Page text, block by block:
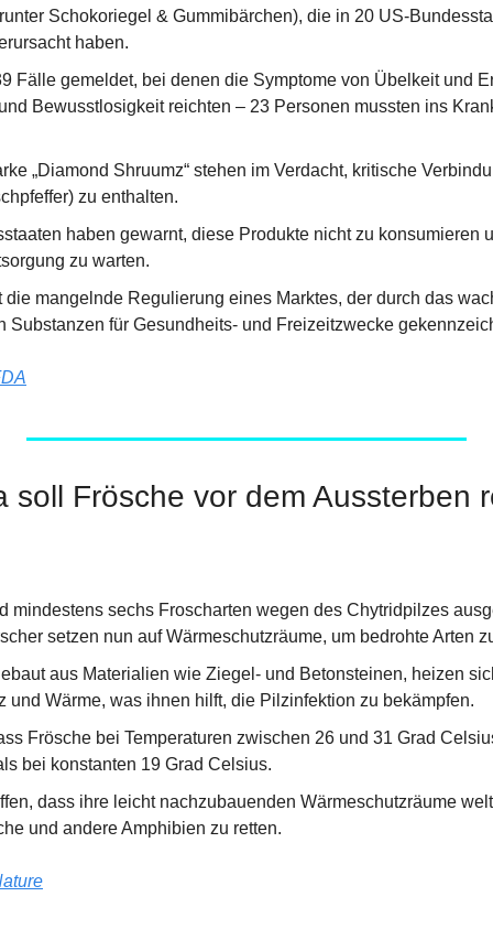
Schokoriegel & Gummibärchen), die in 20 US-
haben.
Fälle gemeldet, bei denen die Symptome von Übelkeit und
Bewusstlosigkeit reichten – 23 Personen mussten ins
„Diamond Shruumz“ stehen im Verdacht, kritische
zu enthalten.
haben gewarnt, diese Produkte nicht zu konsumieren
zu warten.
mangelnde Regulierung eines Marktes, der durch das
Substanzen für Gesundheits- und Freizeitzwecke
Frösche vor dem Aussterben
mindestens sechs Froscharten wegen des Chytridpilzes
setzen nun auf Wärmeschutzräume, um bedrohte Arten
aus Materialien wie Ziegel- und Betonsteinen, heizen
und Wärme, was ihnen hilft, die Pilzinfektion zu bekämpfen.
Frösche bei Temperaturen zwischen 26 und 31 Grad
bei konstanten 19 Grad Celsius.
dass ihre leicht nachzubauenden Wärmeschutzräume
und andere Amphibien zu retten.